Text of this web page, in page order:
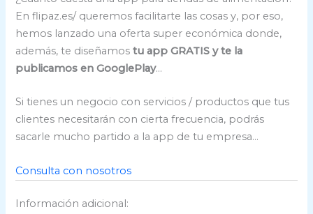
En flipaz.es/ queremos facilitarte las cosas y, por eso,
hemos lanzado una oferta super económica donde,
además, te diseñamostu app GRATIS y te la
publicamos en GooglePlay…
Si tienes un negocio con servicios / productos que tus
clientes necesitarán con cierta frecuencia, podrás
sacarle mucho partido a la app de tu empresa…
Consulta con nosotros
Información adicional: